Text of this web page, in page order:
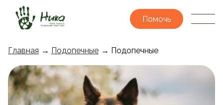
Помочь
Главная → Подопечные → Подопечные